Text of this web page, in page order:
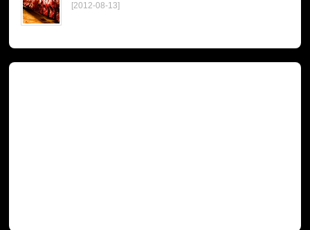
[2012-08-13]